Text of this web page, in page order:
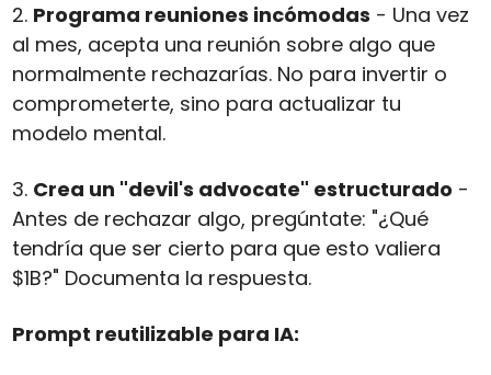
2. Programa reuniones incómodas - Una vez
al mes, acepta una reunión sobre algo que
normalmente rechazarías. No para invertir o
comprometerte, sino para actualizar tu
modelo mental.
3. Crea un "devil's advocate" estructurado -
Antes de rechazar algo, pregúntate: "¿Qué
tendría que ser cierto para que esto valiera
$1B?" Documenta la respuesta.
Prompt reutilizable para IA: